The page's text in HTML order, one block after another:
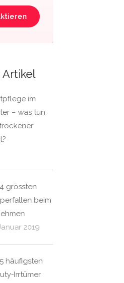
im
– was tun
grössten
beim
2019
häufigsten
Irrtümer